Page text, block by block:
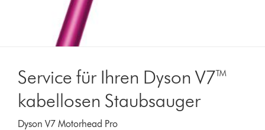
Service für Ihren Dyson V7™
kabellosen Staubsauger
Dyson V7 Motorhead Pro